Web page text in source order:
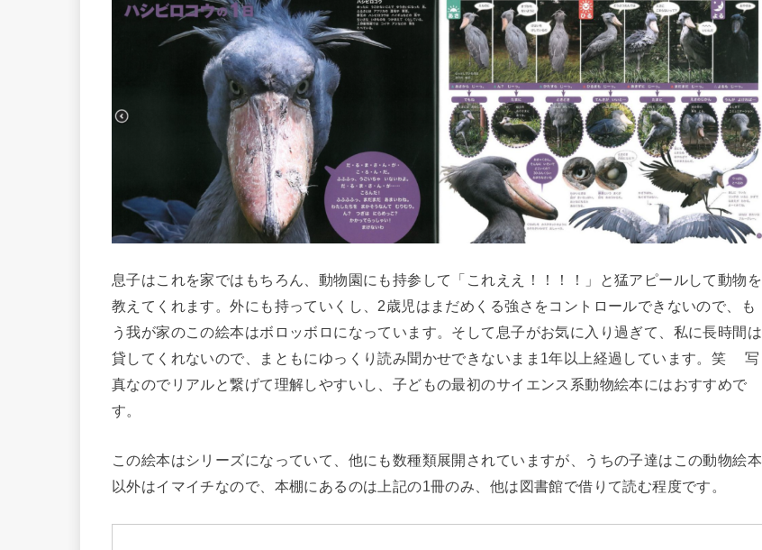
息子はこれを家ではもちろん、動物園にも持参して「これええ！！！！」と猛アピールして動物を
教えてくれます。外にも持っていくし、2歳児はまだめくる強さをコントロールできないので、も
う我が家のこの絵本はボロッボロになっています。そして息子がお気に入り過ぎて、私に長時間は
貸してくれないので、まともにゆっくり読み聞かせできないまま1年以上経過しています。笑 写
真なのでリアルと繋げて理解しやすいし、子どもの最初のサイエンス系動物絵本にはおすすめで
す。
この絵本はシリーズになっていて、他にも数種類展開されていますが、うちの子達はこの動物絵本
以外はイマイチなので、本棚にあるのは上記の1冊のみ、他は図書館で借りて読む程度です。